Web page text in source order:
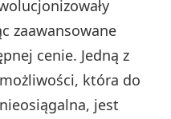
zaawansowane
cenie. Jedną z
która do
jest